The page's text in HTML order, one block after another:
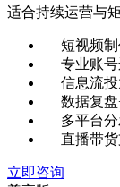
适合持续运营与
短视频制
专业账
信息流投
数据复
多平台
直播带
立即咨询